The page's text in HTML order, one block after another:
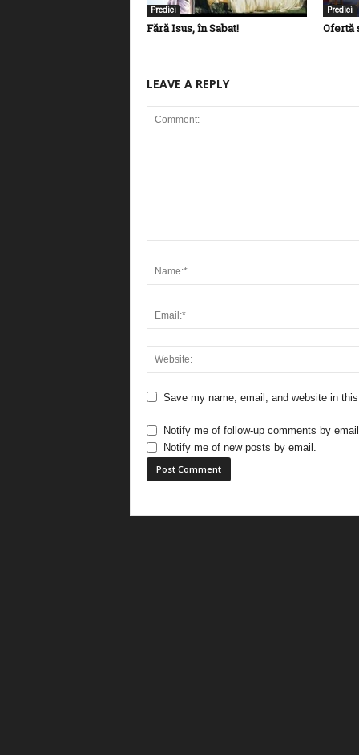
Predici
Fără Isus, în Sabat!
Predici
Ofertă
LEAVE A REPLY
Save my name, email, and website in
Notify me of follow-up comments by
Notify me of new posts by email.